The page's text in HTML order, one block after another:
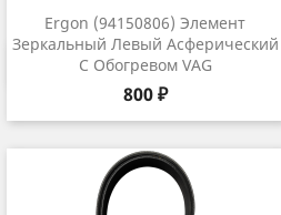
Ergon (94150806) Элемент
Зеркальный Левый Асферический
С Обогревом VAG
Цена
800 ₽
Быстрый просмотр